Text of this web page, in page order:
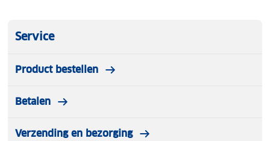
Service
Product bestellen
Betalen
Verzending en bezorging